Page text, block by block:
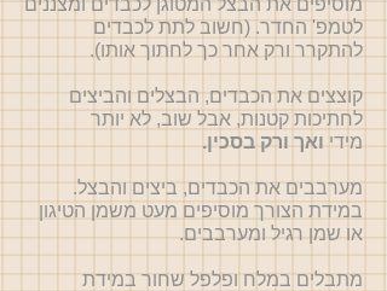
מוסיפים את הבצל המטוגן לכבדים ומצננים
לטמפ' החדר. (חשוב לתת לכבדים
להתקרר ורק אחר כך לחתוך אותו).
קוצצים את הכבדים, הבצלים והביצים
לחתיכות קטנות, אבל שוב, לא יותר
מידיואך ורק בסכין.
מערבבים את הכבדים, ביצים והבצל.
במידת הצורך מוסיפים מעט משמן הטיגון
או שמן רגיל ומערבבים.
מתבלים במלח ופלפל שחור במידת